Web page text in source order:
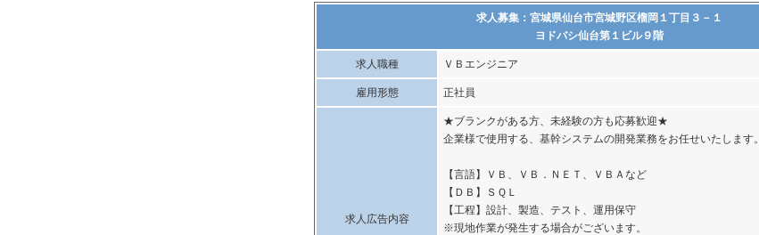
求人募集：宮城県仙台市宮城野区榴岡１丁目３－１
ヨドバシ仙台第１ビル９階
求人職種 ＶＢエンジニア
雇用形態 正社員
求人広告内容
★ブランクがある方、未経験の方も応募歓迎★
企業様で使用する、基幹システムの開発業務をお任せいたします。
【言語】ＶＢ、ＶＢ．ＮＥＴ、ＶＢＡなど
【ＤＢ】ＳＱＬ
【工程】設計、製造、テスト、運用保守
※現地作業が発生する場合がございます。